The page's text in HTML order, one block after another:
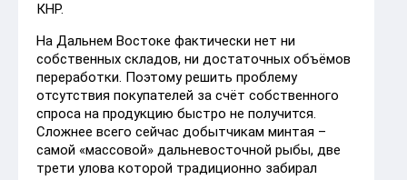
КНР.
На Дальнем Востоке фактически нет ни
собственных складов, ни достаточных объёмов
переработки. Поэтому решить проблему
отсутствия покупателей за счёт собственного
спроса на продукцию быстро не получится.
Сложнее всего сейчас добытчикам минтая –
самой «массовой» дальневосточной рыбы, две
трети улова которой традиционно забирал